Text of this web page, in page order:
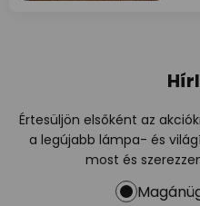
Értesüljön elsőként az
a legújabb lámpa- és
most és